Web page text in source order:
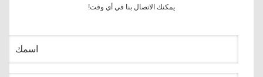
يمكنك الاتصال بنا في أي وقت!